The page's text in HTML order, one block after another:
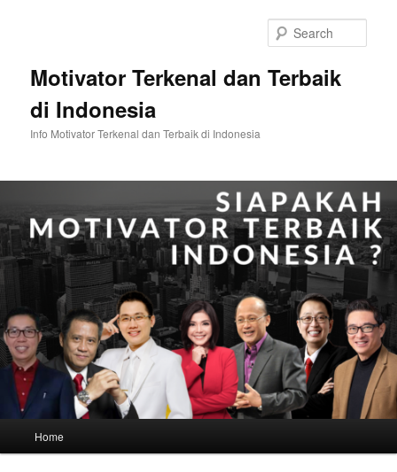
Motivator Terkenal dan Terbaik
di Indonesia
Info Motivator Terkenal dan Terbaik di Indonesia
Home